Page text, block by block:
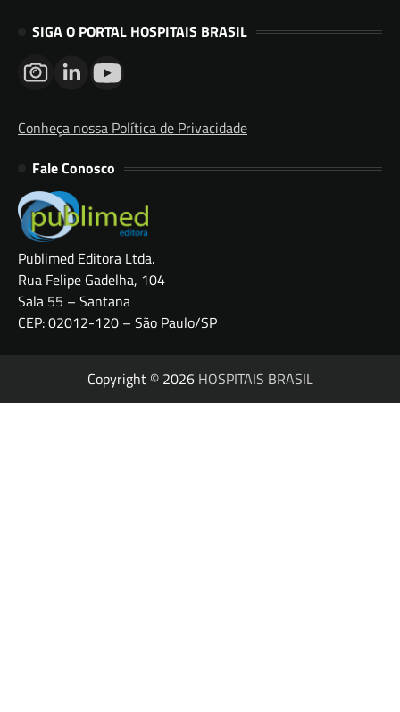
SIGA O PORTAL HOSPITAIS BRASIL
Conheça nossa Política de Privacidade
Fale Conosco
Publimed Editora Ltda.
Rua Felipe Gadelha, 104
Sala 55 – Santana
CEP: 02012-120 – São Paulo/SP
Copyright © 2026 HOSPITAIS BRASIL